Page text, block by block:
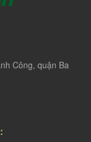
Công, quận Ba